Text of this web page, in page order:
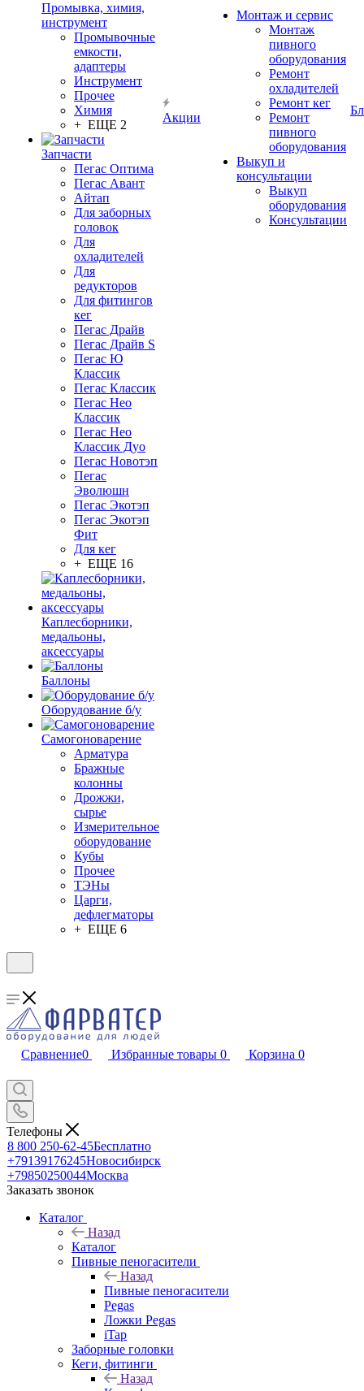
Промывка, химия,
инструмент
Промывочные
емкости,
адаптеры
Инструмент
Прочее
Химия
+ ЕЩЕ 2
Запчасти
Пегас Оптима
Пегас Авант
Айтап
Для заборных
головок
Для
охладителей
Для
редукторов
Для фитингов
кег
Пегас Драйв
Пегас Драйв S
Пегас Ю
Классик
Пегас Классик
Пегас Нео
Классик
Пегас Нео
Классик Дуо
Пегас Новотэп
Пегас
Эволюшн
Пегас Экотэп
Пегас Экотэп
Фит
Для кег
+ ЕЩЕ 16
Каплесборники,
медальоны,
аксессуары
Баллоны
Оборудование б/у
Самогоноварение
Арматура
Бражные
колонны
Дрожжи,
сырье
Измерительное
оборудование
Кубы
Прочее
ТЭНы
Царги,
дефлегматоры
+ ЕЩЕ 6
Акции
Монтаж и сервис
Монтаж
пивного
оборудования
Ремонт
охладителей
Ремонт кег
Ремонт
пивного
оборудования
Выкуп и
консультации
Выкуп
оборудования
Консультации
Сравнение0 Избранные товары 0 Корзина 0
Телефоны
8 800 250-62-45Бесплатно
+79139176245Новосибирск
+79850250044Москва
Заказать звонок
Каталог
Назад
Каталог
Пивные пеногасители
Назад
Пивные пеногасители
Pegas
Ложки Pegas
iTap
Заборные головки
Кеги, фитинги
Назад